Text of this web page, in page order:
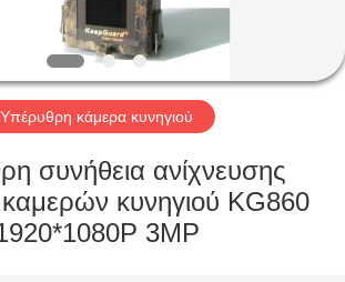
Υπέρυθρη κάμερα κυνηγιού
συνήθεια ανίχνευσης
κυνηγιού KG860
3MP